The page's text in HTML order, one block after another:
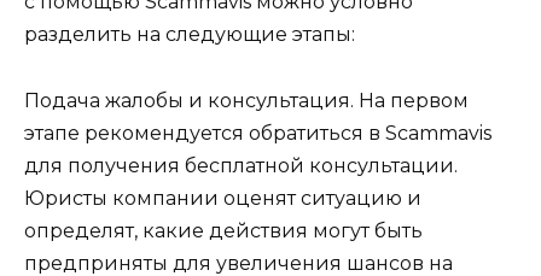
разделить на следующие этапы:
Подача жалобы и консультация. На первом
этапе рекомендуется обратиться в Scammavis
для получения бесплатной консультации.
Юристы компании оценят ситуацию и
определят, какие действия могут быть
предприняты для увеличения шансов на